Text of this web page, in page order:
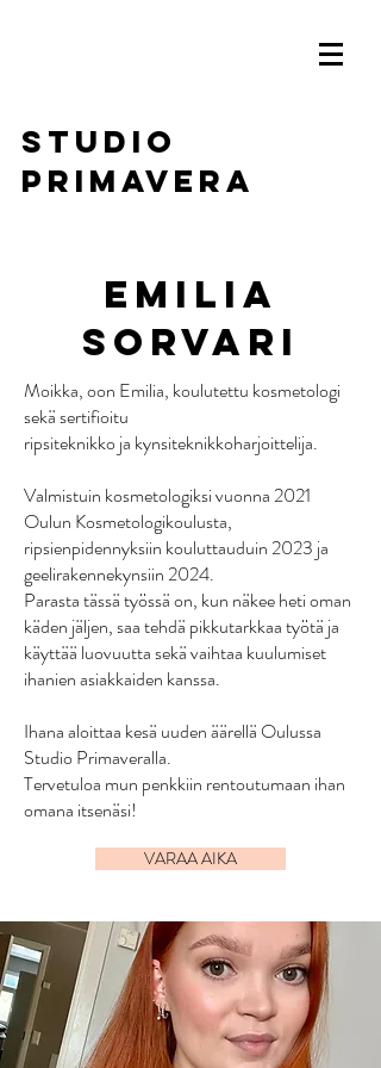
Studio
Primavera
EMILIA
SORVARI
Moikka, oon Emilia, koulutettu kosmetologi
sekä sertifioitu
ripsiteknikko ja kynsiteknikkoharjoittelija.
Valmistuin kosmetologiksi vuonna 2021
Oulun Kosmetologikoulusta,
ripsienpidennyksiin kouluttauduin 2023 ja
geelirakennekynsiin 2024.
Parasta tässä työssä on, kun näkee heti oman
käden jäljen, saa tehdä pikkutarkkaa työtä ja
käyttää luovuutta sekä vaihtaa kuulumiset
ihanien asiakkaiden kanssa.
Ihana aloittaa kesä uuden äärellä Oulussa
Studio Primaveralla.
Tervetuloa mun penkkiin rentoutumaan ihan
omana itsenäsi!
VARAA AIKA